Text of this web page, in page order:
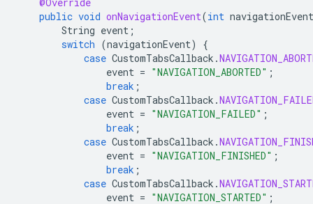
@Override
public void onNavigationEvent(int navigationEvent
String event ;
switch (navigationEvent)
{
case CustomTabsCallback .
event = "NAVIGATION_ABORTED" ;
break ;
case CustomTabsCallback .
event = "NAVIGATION_FAILED" ;
break ;
case CustomTabsCallback .
event = "NAVIGATION_FINISHED" ;
break ;
case CustomTabsCallback .
event = "NAVIGATION_STARTED" ;